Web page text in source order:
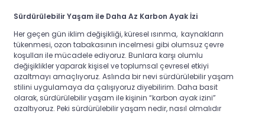
Sürdürülebilir Yaşam ile Daha Az Karbon Ayak İzi
Her geçen gün iklim değişikliği, küresel ısınma, kaynakların
tükenmesi, ozon tabakasının incelmesi gibi olumsuz çevre
koşulları ile mücadele ediyoruz. Bunlarakarşı olumlu
değişiklikler yaparak kişisel ve toplumsal çevresel etkiyi
azaltmayı amaçlıyoruz. Aslında bir nevi sürdürülebilir yaşam
stilini uygulamaya da çalışıyoruz diyebilirim.Daha basit
olarak, sürdürülebilir yaşam ile kişinin “karbon ayak izini”
azaltıyoruz. Peki sürdürülebilir yaşam nedir, nasıl olmalıdır